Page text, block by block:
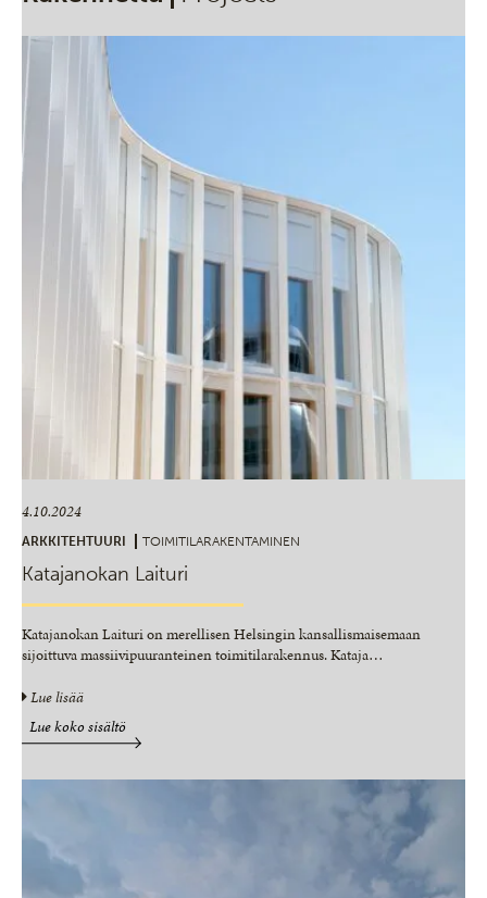
4.10.2024
ARKKITEHTUURI TOIMITILARAKENTAMINEN
Katajanokan Laituri
Katajanokan Laituri on merellisen Helsingin kansallismaisemaan
sijoittuva massiivipuuranteinen toimitilarakennus. Kataja…
Lue lisää
Lue koko sisältö